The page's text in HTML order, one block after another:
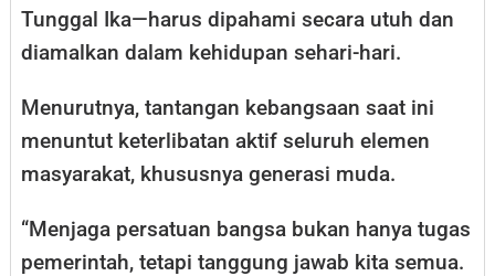
Tunggal Ika—harus dipahami secara utuh dan
diamalkan dalam kehidupan sehari-hari.
Menurutnya, tantangan kebangsaan saat ini
menuntut keterlibatan aktif seluruh elemen
masyarakat, khususnya generasi muda.
“Menjaga persatuan bangsa bukan hanya tugas
pemerintah, tetapi tanggung jawab kita semua.